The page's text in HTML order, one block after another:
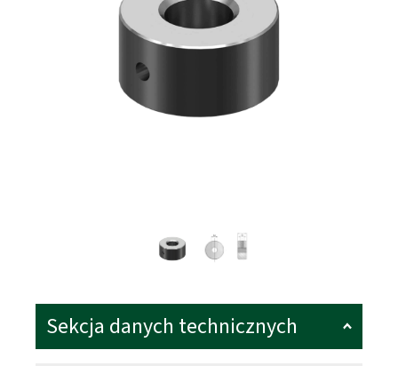
Sekcja danych technicznych